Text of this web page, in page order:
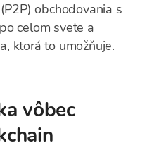
obchodovania s
celom svete a
ktorá to umožňuje.
vôbec